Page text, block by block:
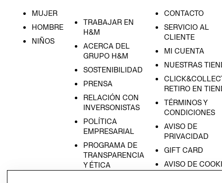
MUJER
HOMBRE
NIÑOS
TRABAJAR EN
H&M
ACERCA DEL
GRUPO H&M
SOSTENIBILIDAD
PRENSA
RELACIÓN CON
INVERSONISTAS
POLÍTICA
EMPRESARIAL
PROGRAMA DE
TRANSPARENCIA
Y ÉTICA
CONTACTO
SERVICIO AL
CLIENTE
MI CUENTA
NUESTRAS
RETIRO EN
TÉRMINOS Y
CONDICIONES
AVISO DE
PRIVACIDAD
GIFT CARD
AVISO DE